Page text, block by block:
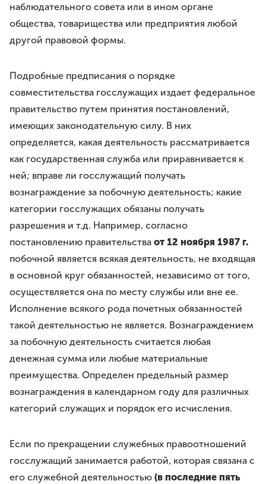
наблюдательного совета или в ином органе
общества, товарищества или предприятия любой
другой правовой формы.
Подробные предписания о порядке
совместительства госслужащих издает федеральное
правительство путем принятия постановлений,
имеющих законодательную силу. В них
определяется, какая деятельность рассматривается
как государственная служба или приравнивается к
ней; вправе ли госслужащий получать
вознаграждение за побочную деятельность; какие
категории госслужащих обязаны получать
разрешения и т.д. Например, согласно
постановлению правительства от 12 ноября 1987 г.
побочной является всякая деятельность, не входящая
в основной круг обязанностей, независимо от того,
осуществляется она по месту службы или вне ее.
Исполнение всякого рода почетных обязанностей
такой деятельностью не является. Вознаграждением
за побочную деятельность считается любая
денежная сумма или любые материальные
преимущества. Определен предельный размер
вознаграждения в календарном году для различных
категорий служащих и порядок его исчисления.
Если по прекращении служебных правоотношений
госслужащий занимается работой, которая связана с
его служебной деятельностью (в последние пять